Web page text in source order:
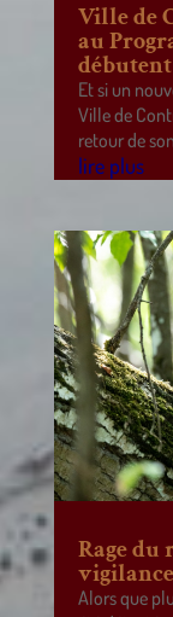
Ville de
au
Et si un
Ville de
retour de
lire plus
Rage du
Alors que